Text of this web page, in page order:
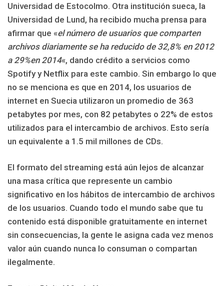
Universidad de Estocolmo. Otra institución sueca, la
Universidad de Lund, ha recibido mucha prensa para
afirmar que «el número de usuarios que comparten
archivos diariamente se ha reducido de 32,8% en 2012
a 29%en 2014«, dando crédito a servicios como
Spotify y Netflix para este cambio. Sin embargo lo que
no se menciona es que en 2014, los usuarios de
internet en Suecia utilizaron un promedio de 363
petabytes por mes, con 82 petabytes o 22% de estos
utilizados para el intercambio de archivos. Esto sería
un equivalente a 1.5 mil millones de CDs.
El formato del streaming está aún lejos de alcanzar
una masa crítica que represente un cambio
significativo en los hábitos de intercambio de archivos
de los usuarios. Cuando todo el mundo sabe que tu
contenido está disponible gratuitamente en internet
sin consecuencias, la gente le asigna cada vez menos
valor aún cuando nunca lo consuman o compartan
ilegalmente.